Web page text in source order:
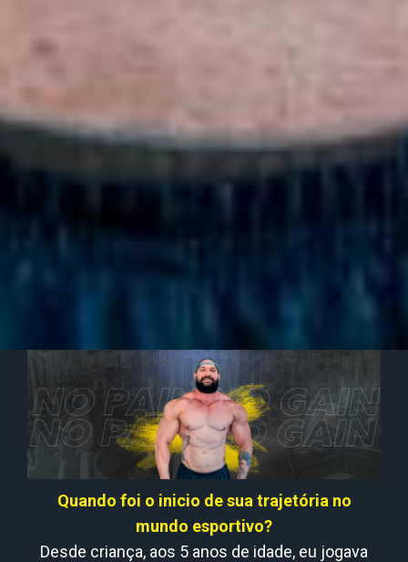
Quando foi o inicio de sua trajetória no
mundo esportivo?
Desde criança, aos 5 anos de idade, eu jogava